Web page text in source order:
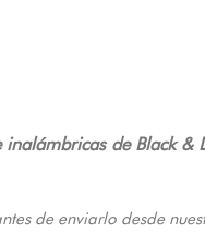
de Black
de enviarlo desde